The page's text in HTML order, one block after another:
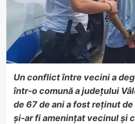
Un conflict între vecini a
într-o comună a județului
de 67 de ani a fost reținut
și-ar fi amenințat vecinul și